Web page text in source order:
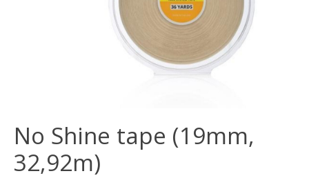
No Shine tape (19mm,
32,92m)